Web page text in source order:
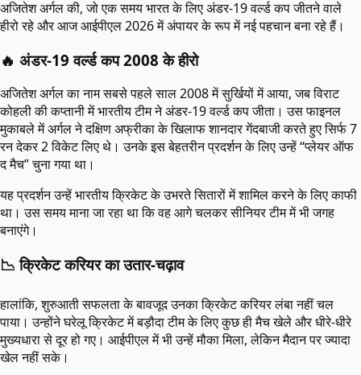
अजितेश अर्गल की, जो एक समय भारत के लिए अंडर-19 वर्ल्ड कप जीतने वाले
हीरो रहे और आज आईपीएल 2026 में अंपायर के रूप में नई पहचान बना रहे हैं।
🔥 अंडर-19 वर्ल्ड कप 2008 के हीरो
अजितेश अर्गल का नाम सबसे पहले साल 2008 में सुर्खियों में आया, जब विराट
कोहली की कप्तानी में भारतीय टीम ने अंडर-19 वर्ल्ड कप जीता। उस फाइनल
मुकाबले में अर्गल ने दक्षिण अफ्रीका के खिलाफ शानदार गेंदबाजी करते हुए सिर्फ 7
रन देकर 2 विकेट लिए थे। उनके इस बेहतरीन प्रदर्शन के लिए उन्हें “प्लेयर ऑफ
द मैच” चुना गया था।
यह प्रदर्शन उन्हें भारतीय क्रिकेट के उभरते सितारों में शामिल करने के लिए काफी
था। उस समय माना जा रहा था कि वह आगे चलकर सीनियर टीम में भी जगह
बनाएंगे।
📉 क्रिकेट करियर का उतार-चढ़ाव
हालांकि, शुरुआती सफलता के बावजूद उनका क्रिकेट करियर लंबा नहीं चल
पाया। उन्होंने घरेलू क्रिकेट में बड़ौदा टीम के लिए कुछ ही मैच खेले और धीरे-धीरे
मुख्यधारा से दूर हो गए। आईपीएल में भी उन्हें मौका मिला, लेकिन मैदान पर ज्यादा
खेल नहीं सके।